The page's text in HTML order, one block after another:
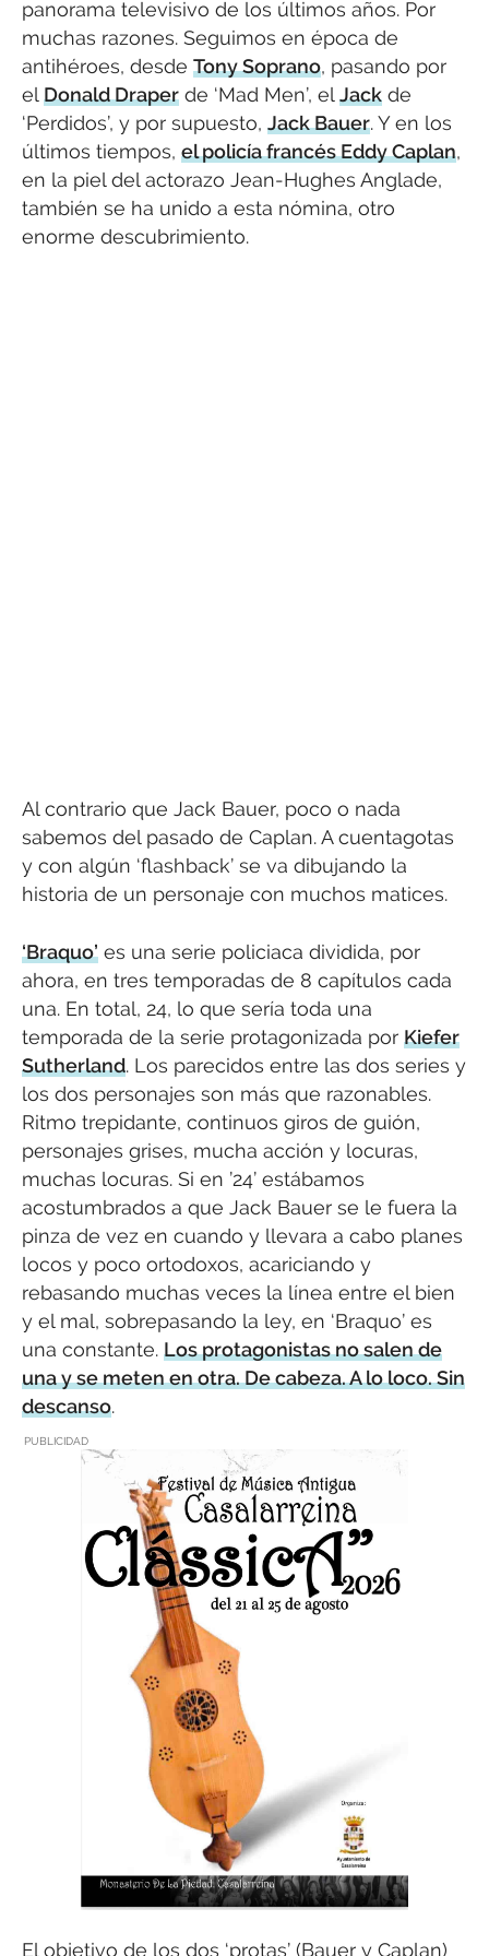
panorama televisivo de los últimos años. Por
muchas razones. Seguimos en época de
antihéroes, desde Tony Soprano, pasando por
el Donald Draper de ‘Mad Men’, el Jack de
‘Perdidos’, y por supuesto, Jack Bauer. Y en los
últimos tiempos, el policía francés Eddy Caplan,
en la piel del actorazo Jean-Hughes Anglade,
también se ha unido a esta nómina, otro
enorme descubrimiento.
Al contrario que Jack Bauer, poco o nada
sabemos del pasado de Caplan. A cuentagotas
y con algún ‘flashback’ se va dibujando la
historia de un personaje con muchos matices.
‘Braquo’ es una serie policiaca dividida, por
ahora, en tres temporadas de 8 capítulos cada
una. En total, 24, lo que sería toda una
temporada de la serie protagonizada por Kiefer
Sutherland. Los parecidos entre las dos series y
los dos personajes son más que razonables.
Ritmo trepidante, continuos giros de guión,
personajes grises, mucha acción y locuras,
muchas locuras. Si en ’24’ estábamos
acostumbrados a que Jack Bauer se le fuera la
pinza de vez en cuando y llevara a cabo planes
locos y poco ortodoxos, acariciando y
rebasando muchas veces la línea entre el bien
y el mal, sobrepasando la ley, en ‘Braquo’ es
una constante. Los protagonistas no salen de
una y se meten en otra. De cabeza. A lo loco. Sin
descanso.
PUBLICIDAD
El objetivo de los dos ‘protas’ (Bauer y Caplan)